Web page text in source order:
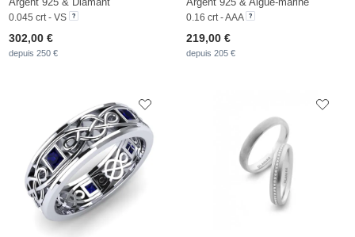
0.045 crt - VS
302,00 €
depuis 250 €
0.16 crt - AAA
219,00 €
depuis 205 €